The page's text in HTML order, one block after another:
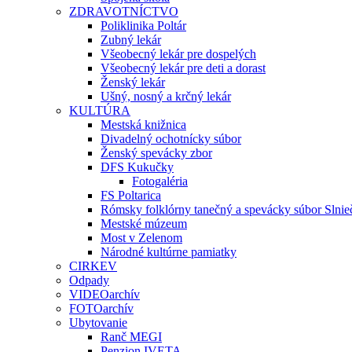
ZDRAVOTNÍCTVO
Poliklinika Poltár
Zubný lekár
Všeobecný lekár pre dospelých
Všeobecný lekár pre deti a dorast
Ženský lekár
Ušný, nosný a krčný lekár
KULTÚRA
Mestská knižnica
Divadelný ochotnícky súbor
Ženský spevácky zbor
DFS Kukučky
Fotogaléria
FS Poltarica
Rómsky folklórny tanečný a spevácky súbor
Mestské múzeum
Most v Zelenom
Národné kultúrne pamiatky
CIRKEV
Odpady
VIDEOarchív
FOTOarchív
Ubytovanie
Ranč MEGI